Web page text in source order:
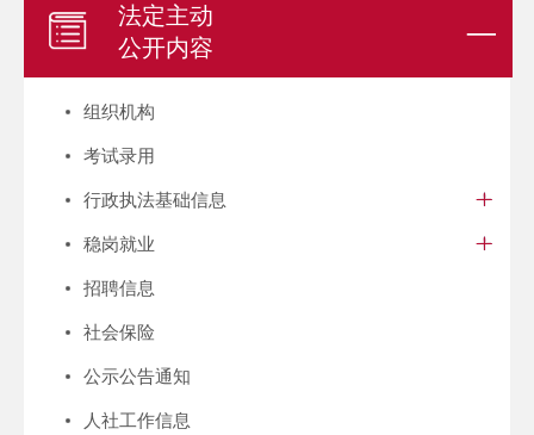
法定主动
公开内容
组织机构
考试录用
行政执法基础信息
稳岗就业
招聘信息
社会保险
公示公告通知
人社工作信息